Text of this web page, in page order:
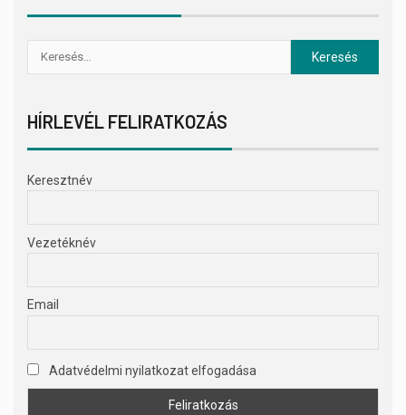
HÍRLEVÉL FELIRATKOZÁS
Keresztnév
Vezetéknév
Email
Adatvédelmi nyilatkozat elfogadása